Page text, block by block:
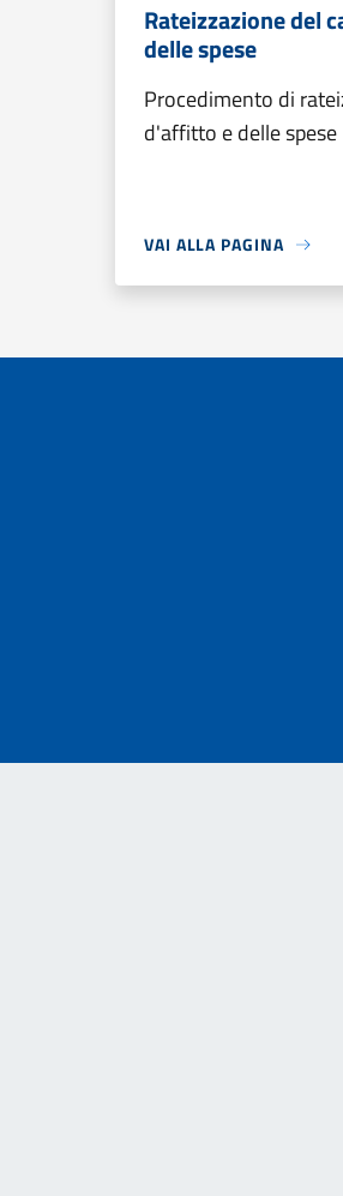
Rateizzazione del
delle spese
Procedimento di
d'affitto e delle spese
VAI ALLA PAGINA